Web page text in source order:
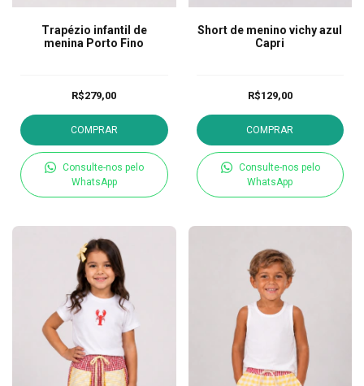
Trapézio infantil de
menina Porto Fino
R$279,00
COMPRAR
Consulte-nos pelo
WhatsApp
Short de menino vichy azul
Capri
R$129,00
COMPRAR
Consulte-nos pelo
WhatsApp